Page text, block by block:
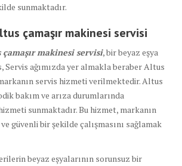
sunmaktadır.
çamaşır makinesi servisi
makinesi servisi, bir beyaz eşya
Servis ağımızda yer almakla beraber Altus
servis hizmeti verilmektedir. Altus
bakım ve arıza durumlarında
sunmaktadır. Bu hizmet, markanın
güvenli bir şekilde çalışmasını sağlamak
beyaz eşyalarının sorunsuz bir